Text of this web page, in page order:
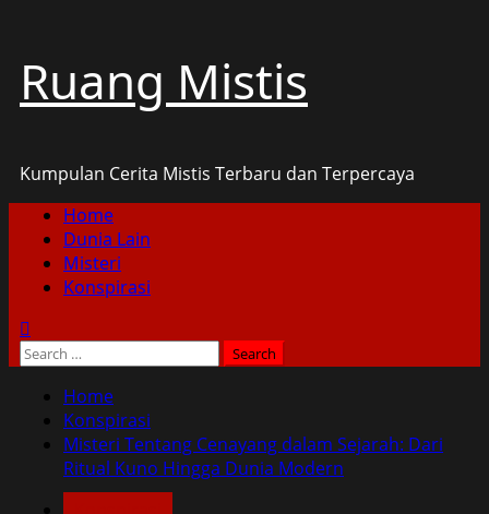
content
Ruang Mistis
Kumpulan Cerita Mistis Terbaru dan Terpercaya
Primary
Menu
Home
Dunia Lain
Misteri
Konspirasi
Search
Home
Konspirasi
Misteri Tentang Cenayang dalam Sejarah: Dari
Ritual Kuno Hingga Dunia Modern